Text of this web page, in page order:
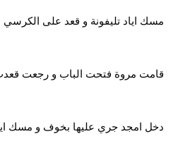
مسك اياد تليفونة و قعد على الكرسي
قامت مروة فتحت الباب و رجعت
دخل امجد جري عليها بخوف و مسك